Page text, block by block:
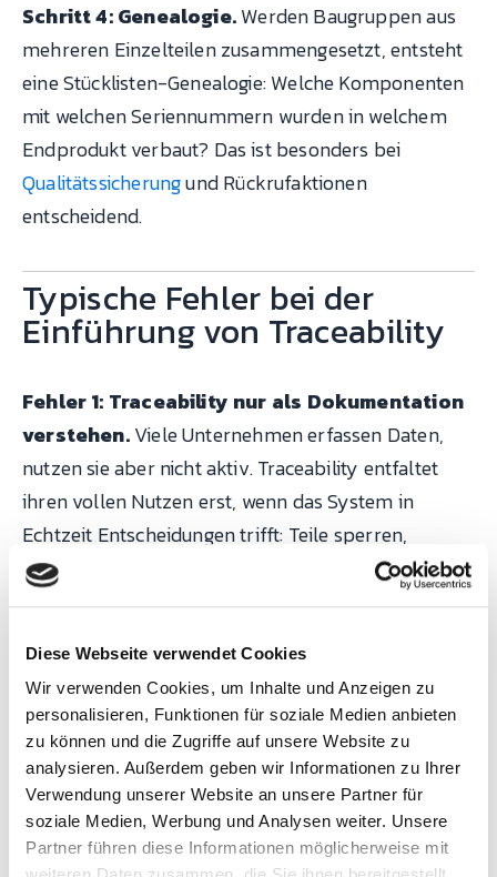
Diese Webseite verwendet Cookies
Wir verwenden Cookies, um Inhalte und Anzeigen zu
personalisieren, Funktionen für soziale Medien anbieten
zu können und die Zugriffe auf unsere Website zu
analysieren. Außerdem geben wir Informationen zu Ihrer
Verwendung unserer Website an unsere Partner für
soziale Medien, Werbung und Analysen weiter. Unsere
Partner führen diese Informationen möglicherweise mit
Schritt 4: Genealogie.Werden Baugruppen aus
mehreren Einzelteilen zusammengesetzt, entsteht
eine Stücklisten-Genealogie: Welche Komponenten
mit welchen Seriennummern wurden in welchem
Endprodukt verbaut? Das ist besonders bei
Qualitätssicherungund Rückrufaktionen
entscheidend.
Typische Fehler bei der
Einführung von Traceability
Fehler 1: Traceability nur als Dokumentation
verstehen.Viele Unternehmen erfassen Daten,
nutzen sie aber nicht aktiv. Traceability entfaltet
ihren vollen Nutzen erst, wenn das System in
Echtzeit Entscheidungen trifft: Teile sperren,
Nacharbeit auslösen, Alarme eskalieren. Passive
Datensammlung ohne aktive Prozessverriegelung
Fehler 2: Identifikation am falschen Punkt
starten.Wer Traceability erst am Ende der Linie
einführt, hat keine Rückverfolgbarkeit zu den
vorgelagerten Prozessschritten. Die Identifikation
muss am Anfang der Wertschöpfungskette